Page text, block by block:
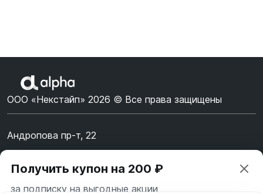
ООО «Некстайп» 2026 © Все права защищены
Андропова пр-т, 22
8 (800) 123-55-44
Получить купон на 200 ₽
за подписку на выгодные акции